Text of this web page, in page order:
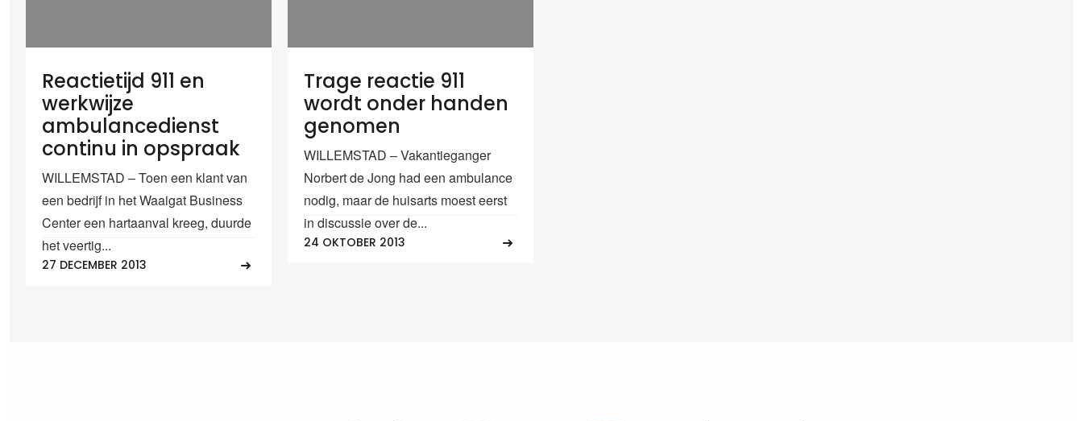
Reactietijd 911 en
werkwijze
ambulancedienst
continu in opspraak
WILLEMSTAD – Toen een klant van
een bedrijf in het Waaigat Business
Center een hartaanval kreeg, duurde
het veertig...
27 DECEMBER 2013
Trage reactie 911
wordt onder handen
genomen
WILLEMSTAD – Vakantieganger
Norbert de Jong had een ambulance
nodig, maar de huisarts moest eerst
in discussie over de...
24 OKTOBER 2013